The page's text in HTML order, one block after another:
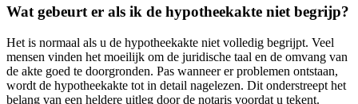
Wat gebeurt er als ik de hypotheekakte niet begrijp?
Het is normaal als u de hypotheekakte niet volledig begrijpt. Veel
mensen vinden het moeilijk om de juridische taal en de omvang van
de akte goed te doorgronden. Pas wanneer er problemen ontstaan,
wordt de hypotheekakte tot in detail nagelezen. Dit onderstreept het
belang van een heldere uitleg door de notaris voordat u tekent.